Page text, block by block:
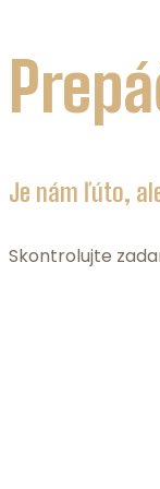
Je nám ľúto,
Skontrolujte